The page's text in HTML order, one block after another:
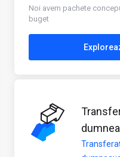
Noi avem pachete
buget